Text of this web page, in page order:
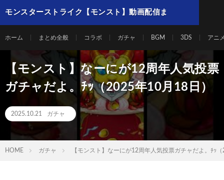
モンスターストライク【モンスト】動画配信ま
ホーム まとめ全般 コラボ ガチャ BGM 3DS アニ
【モンスト】なーにが12周年人気投票
ガチャだよ。ﾁｯ（2025年10月18日）
2025.10.21 ガチャ
HOME ガチャ 【モンスト】なーにが12周年人気投票ガチャだよ。ﾁｯ